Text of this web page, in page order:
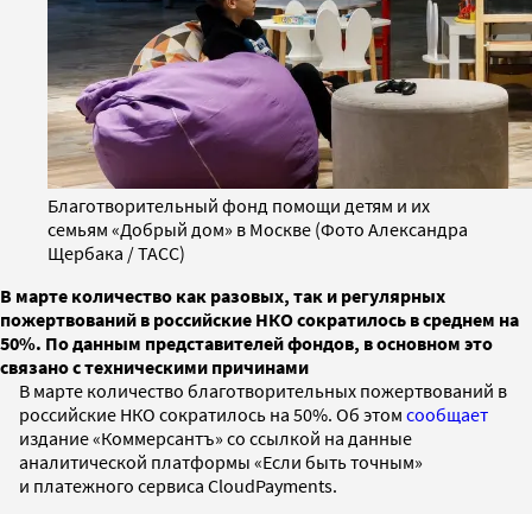
Благотворительный фонд помощи детям и их
семьям «Добрый дом» в Москве (Фото Александра
Щербака / ТАСС)
В марте количество как разовых, так и регулярных
пожертвований в российские НКО сократилось в среднем на
50%. По данным представителей фондов, в основном это
связано с техническими причинами
В марте количество благотворительных пожертвований в
российские НКО сократилось на 50%. Об этом сообщает
издание «Коммерсантъ» со ссылкой на данные
аналитической платформы «Если быть точным»
и платежного сервиса CloudPayments.